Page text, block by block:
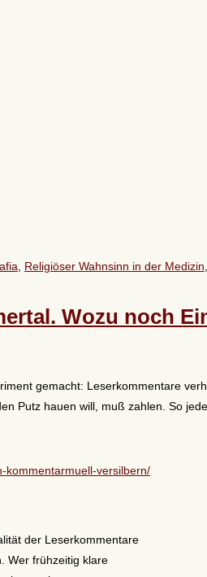
, Religiöser Wahnsinn in der Medizin,
Wozu noch
gemacht: Leserkommentare
Putz hauen will, muß zahlen. So
kommentarmuell-versilbern/
der Leserkommentare
Wer frühzeitig klare